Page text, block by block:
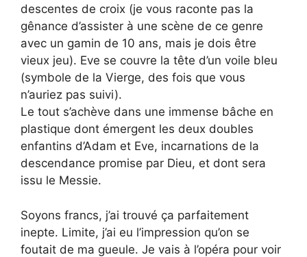
descentes de croix (je vous raconte pas la
gênance d’assister à une scène de ce genre
avec un gamin de 10 ans, mais je dois être
vieux jeu). Eve se couvre la tête d’un voile bleu
(symbole de la Vierge, des fois que vous
n’auriez pas suivi).
Le tout s’achève dans une immense bâche en
plastique dont émergent les deux doubles
enfantins d’Adam et Eve, incarnations de la
descendance promise par Dieu, et dont sera
issu le Messie.
Soyons francs, j’ai trouvé ça parfaitement
inepte. Limite, j’ai eu l’impression qu’on se
foutait de ma gueule. Je vais à l’opéra pour voir